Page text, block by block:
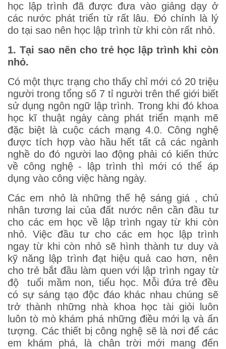
học lập trình đã được đưa vào giảng dạy ở
các nước phát triển từ rất lâu. Đó chính là lý
do tại sao nên học lập trình từ khi còn rất nhỏ.
1. Tại sao nên cho trẻ học lập trình khi còn
nhỏ.
Có một thực trạng cho thấy chỉ mới có 20 triệu
người trong tổng số 7 tỉ người trên thế giới biết
sử dụng ngôn ngữ lập trình. Trong khi đó khoa
học kĩ thuật ngày càng phát triển mạnh mẽ
đặc biệt là cuộc cách mạng 4.0. Công nghệ
được tích hợp vào hầu hết tất cả các ngành
nghề do đó người lao động phải có kiến thức
về công nghệ - lập trình thì mới có thể áp
dụng vào công việc hàng ngày.
Các em nhỏ là những thế hệ sáng giá , chủ
nhân tương lai của đất nước nên cần đầu tư
cho các em học về lập trình ngay từ khi còn
nhỏ. Việc đầu tư cho các em học lập trình
ngay từ khi còn nhỏ sẽ hình thành tư duy và
kỹ năng lập trình đạt hiệu quả cao hơn, nên
cho trẻ bắt đầu làm quen với lập trình ngay từ
độ tuổi mầm non, tiểu học. Mỗi đứa trẻ đều
có sự sáng tạo độc đáo khác nhau chúng sẽ
trở thành những nhà khoa học tài giỏi luôn
luôn tò mò khám phá những điều mới lạ và ấn
tượng. Các thiết bị công nghệ sẽ là nơi để các
em khám phá, là chân trời mới mang đến